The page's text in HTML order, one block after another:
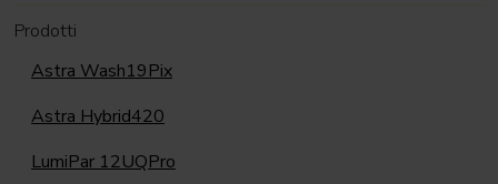
Prodotti
Astra Wash19Pix
Astra Hybrid420
LumiPar 12UQPro